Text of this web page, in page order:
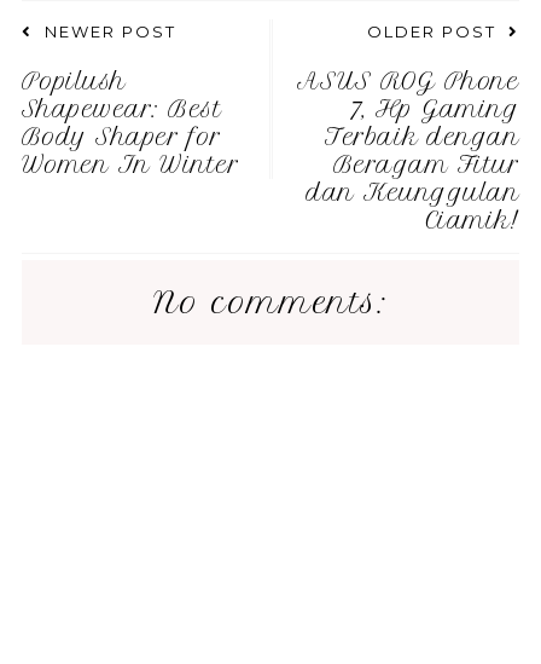
NEWER POST
Popilush
Shapewear: Best
Body Shaper for
Women In Winter
OLDER POST
ASUS ROG Phone
7, Hp Gaming
Terbaik dengan
Beragam Fitur
dan Keunggulan
Ciamik!
No comments: